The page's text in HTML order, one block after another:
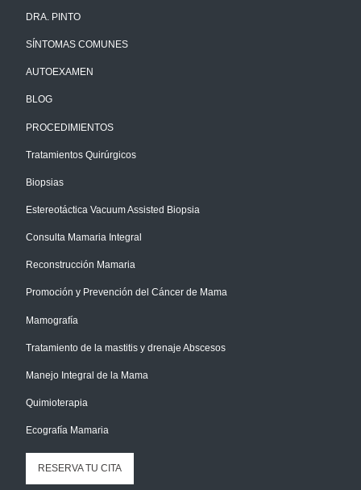
DRA. PINTO
SÍNTOMAS COMUNES
AUTOEXAMEN
BLOG
PROCEDIMIENTOS
Tratamientos Quirúrgicos
Biopsias
Estereotáctica Vacuum Assisted Biopsia
Consulta Mamaria Integral
Reconstrucción Mamaria
Promoción y Prevención del Cáncer de Mama
Mamografía
Tratamiento de la mastitis y drenaje Abscesos
Manejo Integral de la Mama
Quimioterapia
Ecografía Mamaria
RESERVA TU CITA